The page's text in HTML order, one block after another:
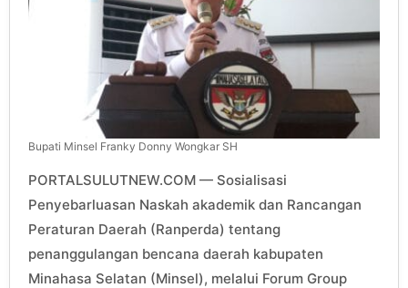
Bupati Minsel Franky Donny Wongkar SH
PORTALSULUTNEW.COM — Sosialisasi
Penyebarluasan Naskah akademik dan Rancangan
Peraturan Daerah (Ranperda) tentang
penanggulangan bencana daerah kabupaten
Minahasa Selatan (Minsel), melalui Forum Group